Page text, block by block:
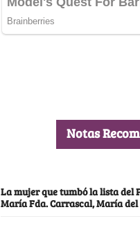
Notas
La mujer que tumbó la lista del
María Fda. Carrascal, María